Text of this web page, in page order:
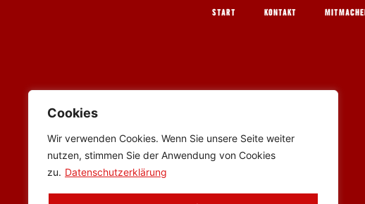
Cookies
Wir verwenden Cookies. Wenn Sie unsere Seite weiter
nutzen, stimmen Sie der Anwendung von Cookies
zu. Datenschutzerklärung
START KONTAKT